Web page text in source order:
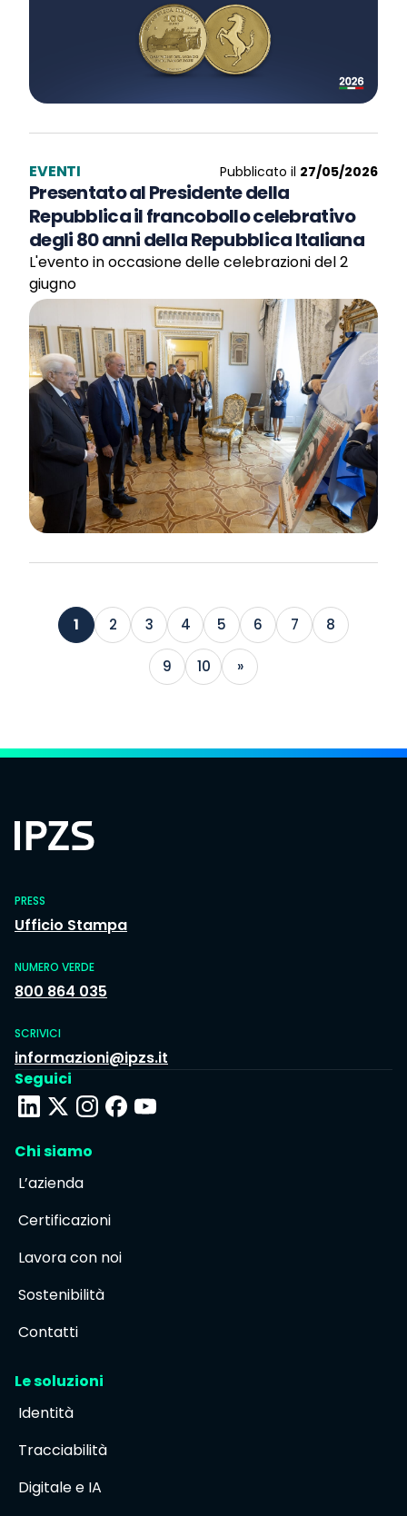
EVENTI Pubblicato il 27/05/2026
Presentato al Presidente della
Repubblica il francobollo celebrativo
degli 80 anni della Repubblica Italiana
L'evento in occasione delle celebrazioni del 2
giugno
1 2 3 4 5 6 7 8
9 10 »
PRESS
Ufficio Stampa
NUMERO VERDE
800 864 035
SCRIVICI
informazioni@ipzs.it
Seguici
Chi siamo
L’azienda
Certificazioni
Lavora con noi
Sostenibilità
Contatti
Le soluzioni
Identità
Tracciabilità
Digitale e IA